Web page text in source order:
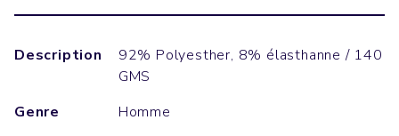
Description
92% Polyesther, 8% élasthanne / 140
GMS
Genre
Homme